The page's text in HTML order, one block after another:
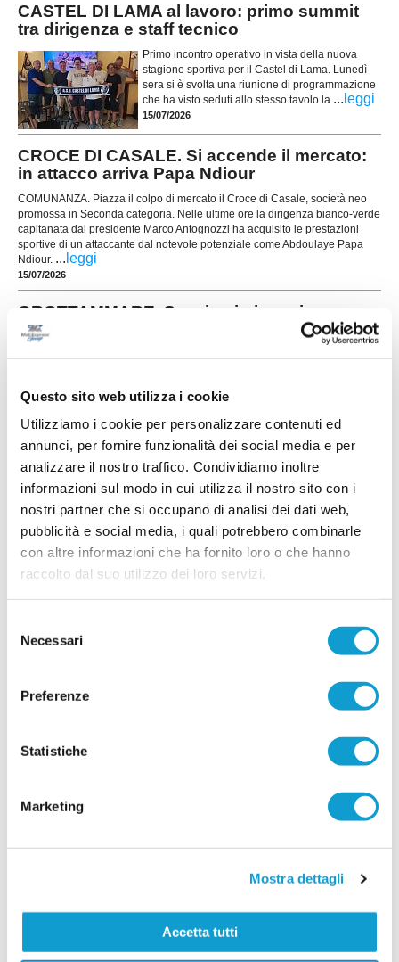
Questo sito web utilizza i cookie
Utilizziamo i cookie per personalizzare contenuti ed
annunci, per fornire funzionalità dei social media e per
analizzare il nostro traffico. Condividiamo inoltre
informazioni sul modo in cui utilizza il nostro sito con i
nostri partner che si occupano di analisi dei dati web,
pubblicità e social media, i quali potrebbero combinarle
con altre informazioni che ha fornito loro o che hanno
raccolto dal suo utilizzo dei loro servizi.
delNecessari
Preferenze
Statistiche
Marketing
Mostra dettagli
Accetta tutti
CASTEL DI LAMA al lavoro: primo summit
tra dirigenza e staff tecnico
Primo incontro operativo in vista della nuova
stagione sportiva per il Castel di Lama. Lunedì
sera si è svolta una riunione di programmazione
che ha visto seduti allo stesso tavolo la ... leggi
15/07/2026
CROCE DI CASALE. Si accende il mercato:
in attacco arriva Papa Ndiour
COMUNANZA. Piazza il colpo di mercato il Croce di Casale, società neo
promossa in Seconda categoria. Nelle ultime ore la dirigenza bianco-verde
capitanata dal presidente Marco Antognozzi ha acquisito le prestazioni
sportive di un attaccante dal notevole potenziale come Abdoulaye Papa
Ndiour. ... leggi
15/07/2026
GROTTAMMARE. Spazio ai giovani:
Nannuzzi e Fradiani in prima squadra
Faranno parte della preparazione estiva agli
Simo ...leggi
14/07/2026
MONTICELLI. Conferme importanti per
Mariani Gibellieri e Mattei
ASCOLI PICENO. Il Monticelli Calcio comunica
che Marco Mariani Gibellieri e Giacomo Mattei
saranno due calciatori del Monticelli anche per la
prossima stagione. Entrambi si apprestano a
Tr...leggi
CUPRENSE. Definito lo staff tecnico per la
Prende ufficialmente il via la stagione 2026/2027,
con la società della Cuprense che ha svelato i
Squadra, chiamati a guidare il gruppo nel nuovo
campionato. A ricoprire il ruolo di allenatore sarà